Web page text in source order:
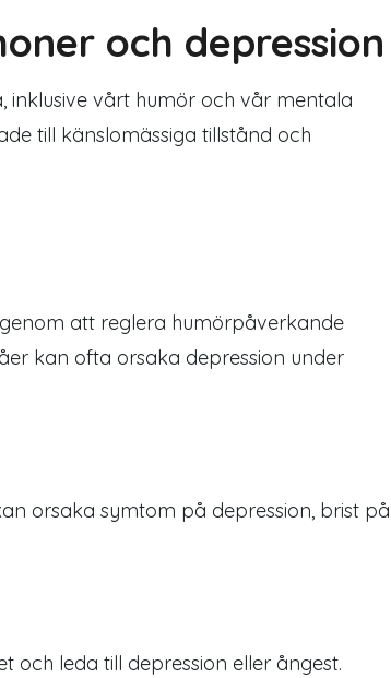
och depression
vårt humör och vår mentala
till känslomässiga tillstånd och
att reglera humörpåverkande
kan ofta orsaka depression under
orsaka symtom på depression, brist på
och leda till depression eller ångest.